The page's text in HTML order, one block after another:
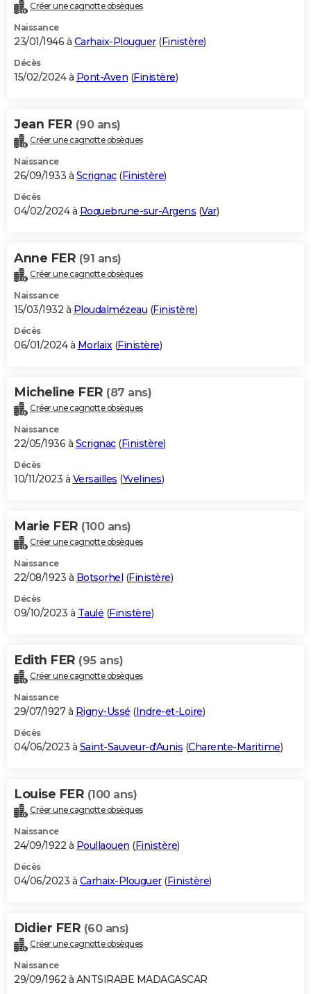
Créer une cagnotte obsèques
Naissance
23/01/1946 à Carhaix-Plouguer(Finistère)
Décès
15/02/2024 à Pont-Aven (Finistère)
Jean FER (90 ans)
Créer une cagnotte obsèques
Naissance
26/09/1933 à Scrignac(Finistère)
Décès
04/02/2024 à Roquebrune-sur-Argens (Var)
Anne FER (91 ans)
Créer une cagnotte obsèques
Naissance
15/03/1932 à Ploudalmézeau (Finistère)
Décès
06/01/2024 à Morlaix(Finistère)
Micheline FER (87 ans)
Créer une cagnotte obsèques
Naissance
22/05/1936 à Scrignac(Finistère)
Décès
10/11/2023 à Versailles (Yvelines)
Marie FER (100 ans)
Créer une cagnotte obsèques
Naissance
22/08/1923 à Botsorhel (Finistère)
Décès
09/10/2023 à Taulé (Finistère)
Edith FER (95 ans)
Créer une cagnotte obsèques
Naissance
29/07/1927 à Rigny-Ussé (Indre-et-Loire)
Décès
04/06/2023 à Saint-Sauveur-d'Aunis (Charente-Maritime)
Louise FER (100 ans)
Créer une cagnotte obsèques
Naissance
24/09/1922 à Poullaouen (Finistère)
Décès
04/06/2023 à Carhaix-Plouguer(Finistère)
Didier FER (60 ans)
Créer une cagnotte obsèques
Naissance
29/09/1962 à ANTSIRABE MADAGASCAR